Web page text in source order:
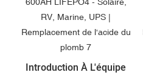
Introduction À L'équipe